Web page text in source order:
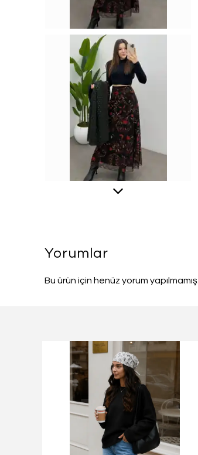
Yorumlar
Bu ürün için henüz yorum yapılmamış.